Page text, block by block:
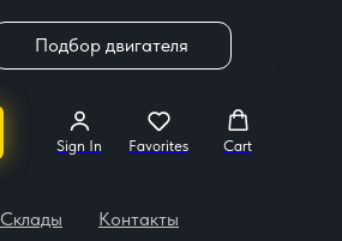
Подбор двигателя
Sign In Favorites Cart
Склады Контакты